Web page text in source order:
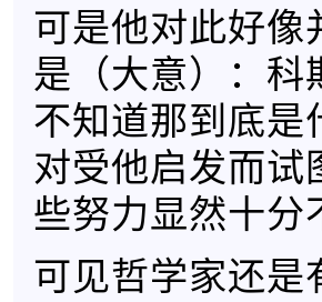
可是他对此好
是（大意）：
不知道那到底是
对受他启发而
些努力显然十分
可见哲学家还